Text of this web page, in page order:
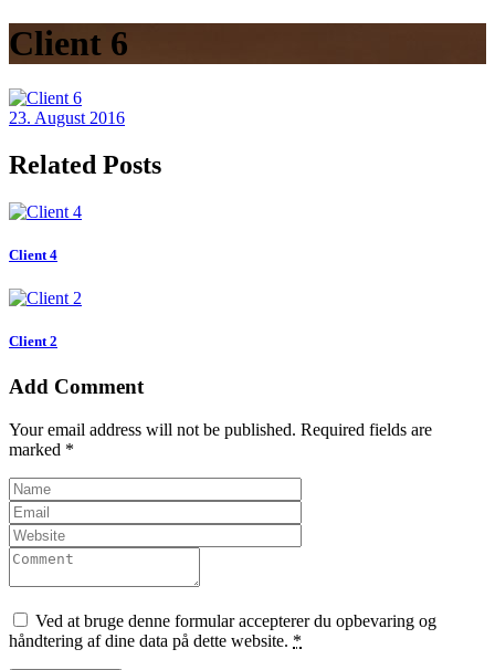
Client 6
23. August 2016
Related Posts
Client 4
Client 2
Add Comment
Your email address will not be published. Required fields are
marked *
Ved at bruge denne formular accepterer du opbevaring og
håndtering af dine data på dette website. *